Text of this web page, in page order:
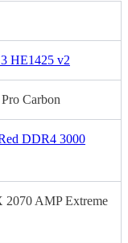
HE1425 v2
Carbon
DDR4 3000
2070 AMP Extreme